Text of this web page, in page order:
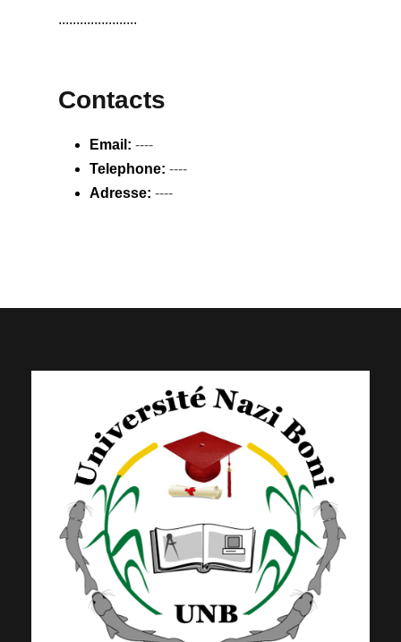
......................
Contacts
Email: ----
Telephone: ----
Adresse: ----